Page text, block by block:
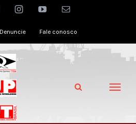
instagramyoutubeEmail
Denuncie Fale conosco